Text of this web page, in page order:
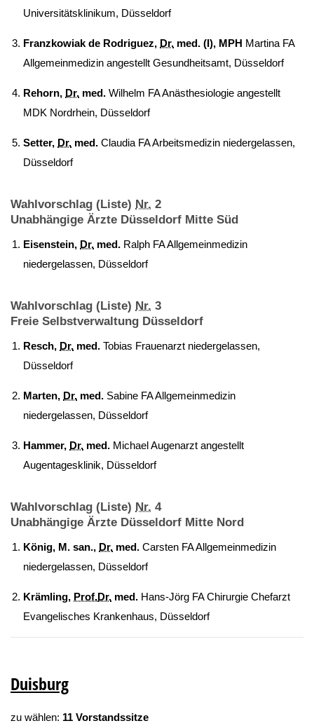
Universitätsklinikum, Düsseldorf
Franzkowiak de Rodriguez, Dr. med. (I), MPH Martina FA
Allgemeinmedizin angestellt Gesundheitsamt, Düsseldorf
Rehorn, Dr. med. Wilhelm FA Anästhesiologie angestellt
MDK Nordrhein, Düsseldorf
Setter, Dr. med. Claudia FA Arbeitsmedizin niedergelassen,
Düsseldorf
Wahlvorschlag (Liste) Nr. 2
Unabhängige Ärzte Düsseldorf Mitte Süd
Eisenstein, Dr. med. Ralph FA Allgemeinmedizin
niedergelassen, Düsseldorf
Wahlvorschlag (Liste) Nr. 3
Freie Selbstverwaltung Düsseldorf
Resch, Dr. med. Tobias Frauenarzt niedergelassen,
Düsseldorf
Marten, Dr. med. Sabine FA Allgemeinmedizin
niedergelassen, Düsseldorf
Hammer, Dr. med. Michael Augenarzt angestellt
Augentagesklinik, Düsseldorf
Wahlvorschlag (Liste) Nr. 4
Unabhängige Ärzte Düsseldorf Mitte Nord
König, M. san., Dr. med. Carsten FA Allgemeinmedizin
niedergelassen, Düsseldorf
Krämling, Prof.Dr. med. Hans-Jörg FA Chirurgie Chefarzt
Evangelisches Krankenhaus, Düsseldorf
Duisburg
zu wählen: 11 Vorstandssitze